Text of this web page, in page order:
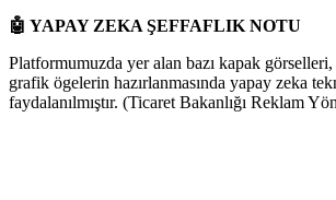
🤖 YAPAY ZEKA ŞEFFAFLIK NOTU
Platformumuzda yer alan bazı kapak görselleri,
grafik ögelerin hazırlanmasında yapay zeka
faydalanılmıştır. (Ticaret Bakanlığı Reklam